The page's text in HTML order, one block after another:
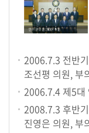
2006.7.3 전반
조선평 의원, 부
2006.7.4 제5대
2008.7.3 후반
진영은 의원, 부